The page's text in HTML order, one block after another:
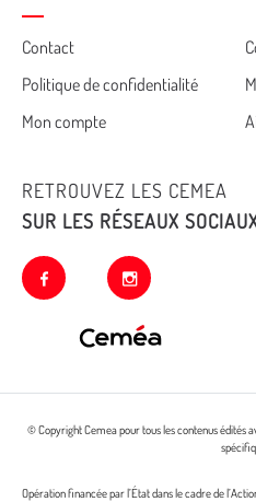
Cemea
footer
Contact
Politique de confidentialité
Mon compte
RETROUVEZ LES CEMEA
SUR LES RÉSEAUX
facebook instagram
© Copyright Cemea pour tous les contenus édités
Opération financée par l’État dans le cadre de